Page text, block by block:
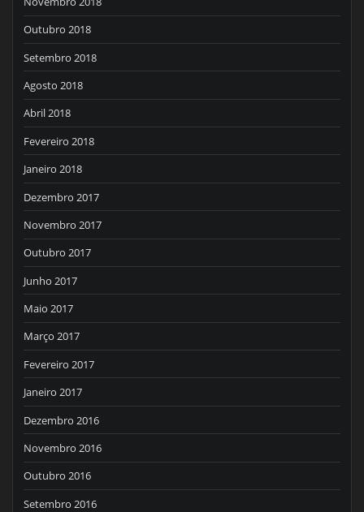
Outubro 2018
Setembro 2018
Agosto 2018
Abril 2018
Fevereiro 2018
Janeiro 2018
Dezembro 2017
Novembro 2017
Outubro 2017
Junho 2017
Maio 2017
Março 2017
Fevereiro 2017
Janeiro 2017
Dezembro 2016
Novembro 2016
Outubro 2016
Setembro 2016